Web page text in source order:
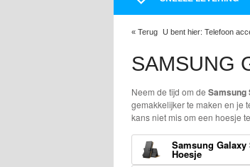
« Terug U bent hier: Telefoon
SAMSUNG
Neem de tijd om de Samsung
gemakkelijker te maken en je
kans niet mis om een hoesje
Samsung Galaxy
Hoesje